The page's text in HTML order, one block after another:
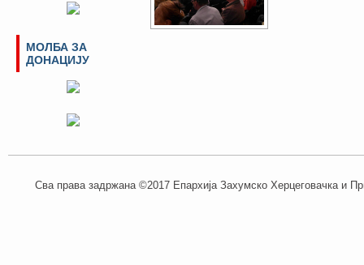
МОЛБА ЗА
ДОНАЦИЈУ
Сва права задржана ©2017 Епархија Захумско Херцеговачка и